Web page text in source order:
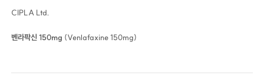
CIPLA Ltd.
벤라팍신 150mg (Venlafaxine 150mg)